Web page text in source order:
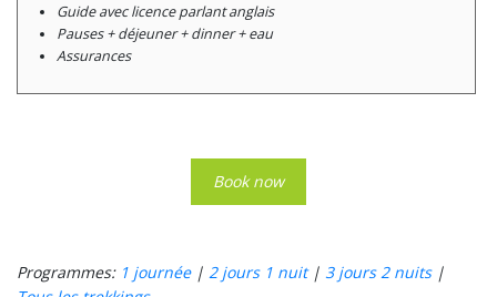
Guide avec licence parlant anglais
Pauses + déjeuner + dinner + eau
Assurances
Book now
Programmes: 1 journée| 2 jours 1 nuit| 3 jours 2 nuits|